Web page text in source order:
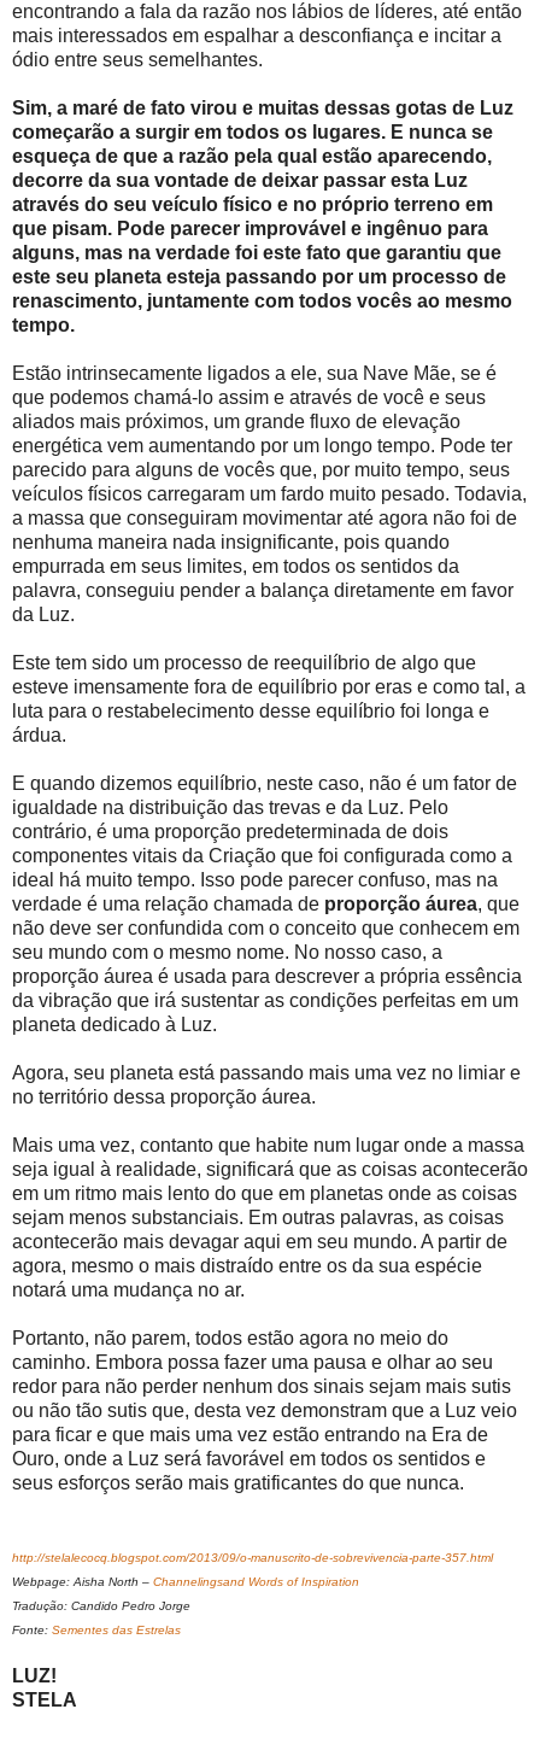
encontrando a fala da razão nos lábios de líderes, até então
mais interessados ​​em espalhar a desconfiança e incitar a
ódio entre seus semelhantes.
Sim, a maré de fato virou e muitas dessas gotas de Luz
começarão a surgir em todos os lugares. E nunca se
esqueça de que a razão pela qual estão aparecendo,
decorre da sua vontade de deixar passar esta Luz
através do seu veículo físico e no próprio terreno em
que pisam. Pode parecer improvável e ingênuo para
alguns, mas na verdade foi este fato que garantiu que
este seu planeta esteja passando por um processo de
renascimento, juntamente com todos vocês ao mesmo
tempo.
Estão intrinsecamente ligados a ele, sua Nave Mãe, se é
que podemos chamá-lo assim e através de você e seus
aliados mais próximos, um grande fluxo de elevação
energética vem aumentando por um longo tempo. Pode ter
parecido para alguns de vocês que, por muito tempo, seus
veículos físicos carregaram um fardo muito pesado. Todavia,
a massa que conseguiram movimentar até agora não foi de
nenhuma maneira nada insignificante, pois quando
empurrada em seus limites, em todos os sentidos da
palavra, conseguiu pender a balança diretamente em favor
da Luz.
Este tem sido um processo de reequilíbrio de algo que
esteve imensamente fora de equilíbrio por eras e como tal, a
luta para o restabelecimento desse equilíbrio foi longa e
árdua.
E quando dizemos equilíbrio, neste caso, não é um fator de
igualdade na distribuição das trevas e da Luz. Pelo
contrário, é uma proporção predeterminada de dois
componentes vitais da Criação que foi configurada como a
ideal há muito tempo. Isso pode parecer confuso, mas na
verdade é uma relação chamada de proporção áurea, que
não deve ser confundida com o conceito que conhecem em
seu mundo com o mesmo nome. No nosso caso, a
proporção áurea é usada para descrever a própria essência
da vibração que irá sustentar as condições perfeitas em um
planeta dedicado à Luz.
Agora, seu planeta está passando mais uma vez no limiar e
no território dessa proporção áurea.
Mais uma vez, contanto que habite num lugar onde a massa
seja igual à realidade, significará que as coisas acontecerão
em um ritmo mais lento do que em planetas onde as coisas
sejam menos substanciais. Em outras palavras, as coisas
acontecerão mais devagar aqui em seu mundo. A partir de
agora, mesmo o mais distraído entre os da sua espécie
notará uma mudança no ar.
Portanto, não parem, todos estão agora no meio do
caminho. Embora possa fazer uma pausa e olhar ao seu
redor para não perder nenhum dos sinais sejam mais sutis
ou não tão sutis que, desta vez demonstram que a Luz veio
para ficar e que mais uma vez estão entrando na Era de
Ouro, onde a Luz será favorável em todos os sentidos e
seus esforços serão mais gratificantes do que nunca.
http://stelalecocq.blogspot.com/2013/09/o-manuscrito-de-sobrevivencia-parte-357.html
Webpage: Aisha North – Channelingsand Words of Inspiration
Tradução: Candido Pedro Jorge
Fonte: Sementes das Estrelas
LUZ!
STELA